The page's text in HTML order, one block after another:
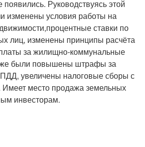
появились. Руководствуясь этой
изменены условия работы на
ставки по
лиц, изменены принципы расчёта
за жилищно-коммунальные
были повышены штрафы за
увеличены налоговые сборы с
Имеет место продажа земельных
инвесторам.